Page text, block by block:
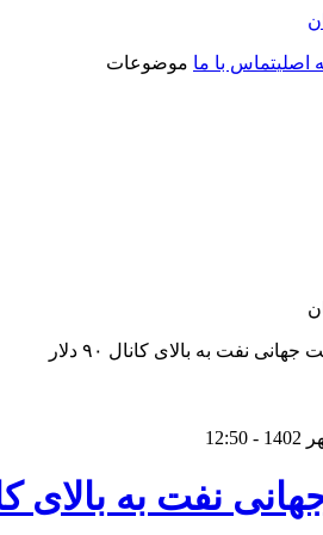
اصلیتماس با ما موضوعات
نفت به بالای کانال ۹۰ دلار
نفت به بالای کانال